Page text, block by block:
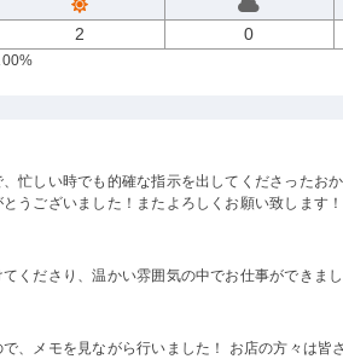
2 0
忙しい時でも的確な指示を出してくださったお
うございました！またよろしくお願い致します！
くださり、温かい雰囲気の中でお仕事ができま
、メモを見ながら行いました！ お店の方々は皆